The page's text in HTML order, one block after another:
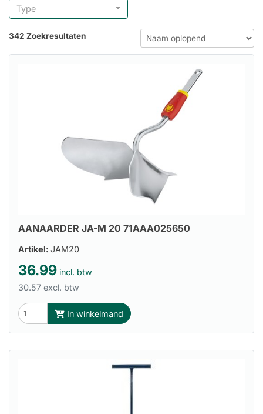
Type
342 Zoekresultaten
AANAARDER JA-M 20 71AAA025650
Artikel: JAM20
36.99 incl. btw
30.57 excl. btw
In winkelmand